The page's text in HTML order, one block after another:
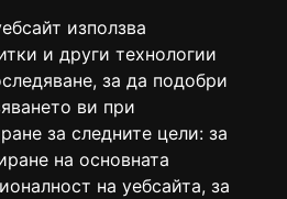
използва
и други технологии
за да подобри
ви при
за следните цели: за
на основната
на уебсайта, за